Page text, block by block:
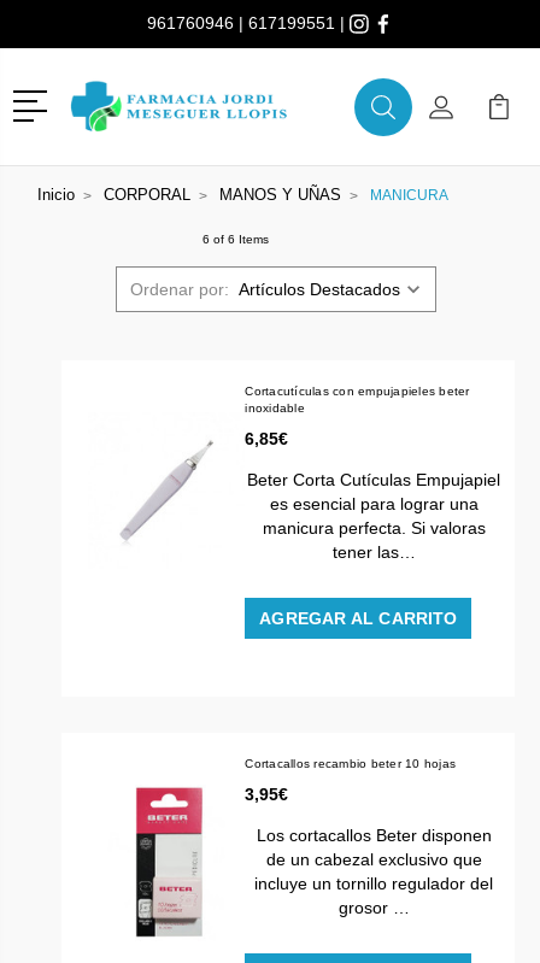
961760946 | 617199551 |
Menú
BuscarMi Cuenta
Mi
Inicio CORPORAL MANOS Y UÑAS MANICURA
6 of 6 Items
Ordenar por:
Cortacutículas con empujapieles beter
inoxidable
6,85€
Beter Corta Cutículas Empujapiel
es esencial para lograr una
manicura perfecta. Si valoras
tener las…
AGREGAR AL CARRITO
Cortacallos recambio beter 10 hojas
3,95€
Los cortacallos Beter disponen
de un cabezal exclusivo que
incluye un tornillo regulador del
grosor …